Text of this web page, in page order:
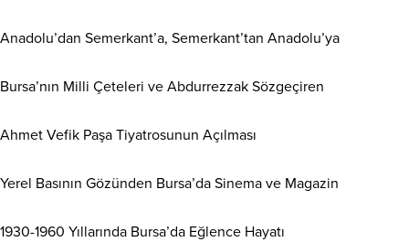
Anadolu’dan Semerkant’a, Semerkant’tan Anadolu’ya
Bursa’nın Milli Çeteleri ve Abdurrezzak Sözgeçiren
Ahmet Vefik Paşa Tiyatrosunun Açılması
Yerel Basının Gözünden Bursa’da Sinema ve Magazin
1930-1960 Yıllarında Bursa’da Eğlence Hayatı